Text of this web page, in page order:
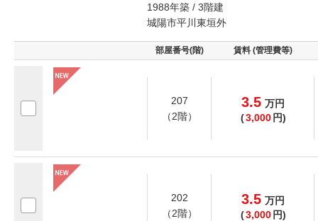
1988年築 / 3階建
城陽市平川東垣外
部屋番号(階) 賃料 (管理費等)
207
（2階）
3.5 万円
(3,000 円)
202
（2階）
3.5 万円
(3,000 円)